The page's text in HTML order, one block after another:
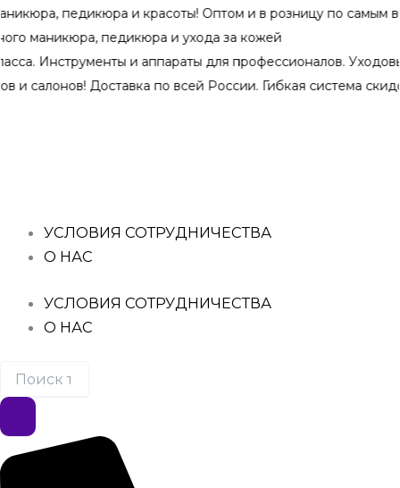
и красоты! Оптом и в розницу по самым
педикюра и ухода за кожей
и аппараты для профессионалов. Уходовые
Доставка по всей России. Гибкая система скидок при
Перейти
к
содержимому
УСЛОВИЯ СОТРУДНИЧЕСТВА
О НАС
УСЛОВИЯ СОТРУДНИЧЕСТВА
О НАС